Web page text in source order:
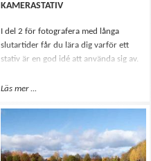
KAMERASTATIV
I del 2 för fotografera med långa
slutartider får du lära dig varför ett
stativ är en god idé att använda sig av.
vilka för- och nackdelar finns det
Läs merOm Lång slutartid Del 2 -
...